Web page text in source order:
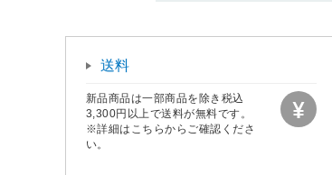
送料
新品商品は一部商品を除き税込
3,300円以上で送料が無料です。
※詳細はこちらからご確認くださ
い。